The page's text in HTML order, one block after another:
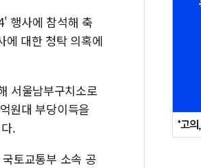
행사에 참석해 축
에 대한 청탁 의혹에
서울남부구치소로
원대 부당이득을
.
토교통부 소속 공